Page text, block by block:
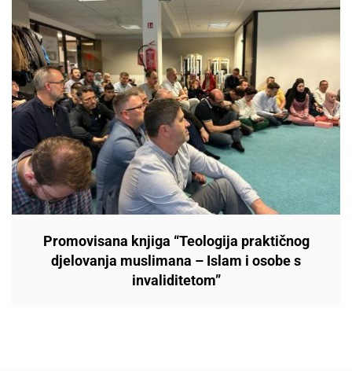
Promovisana knjiga “Teologija praktičnog
djelovanja muslimana – Islam i osobe s
invaliditetom”